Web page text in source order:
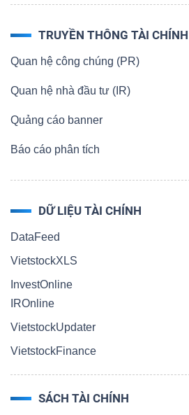
TRUYỀN THÔNG TÀI CHÍNH
Quan hệ công chúng (PR)
Quan hệ nhà đầu tư (IR)
Quảng cáo banner
Báo cáo phân tích
DỮ LIỆU TÀI CHÍNH
DataFeed
VietstockXLS
InvestOnline
IROnline
VietstockUpdater
VietstockFinance
SÁCH TÀI CHÍNH